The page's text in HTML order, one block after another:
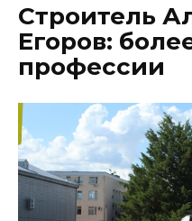
Строитель
Егоров:
профессии